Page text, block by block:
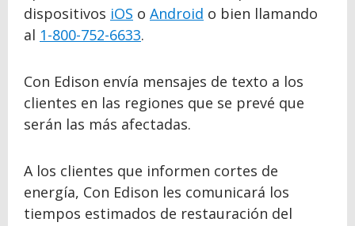
dispositivos iOS o Android o bien llamando
al 1-800-752-6633.
Con Edison envía mensajes de texto a los
clientes en las regiones que se prevé que
serán las más afectadas.
A los clientes que informen cortes de
energía, Con Edison les comunicará los
tiempos estimados de restauración del